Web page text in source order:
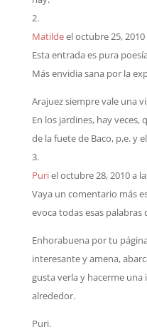
Matildeel octubre 25, 2010
Esta entrada es pura
Más envidia sana por la
Arajuez siempre vale una
En los jardines, hay
de la fuete de Baco, p,e. y
Puriel octubre 28, 2010 a
Vaya un comentario más
evoca todas esas palabras
Enhorabuena por tu
interesante y amena,
gusta verla y hacerme
alrededor.
Puri.